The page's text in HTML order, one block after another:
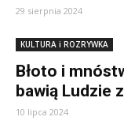
29 sierpnia 2024
KULTURA i ROZRYWKA
Błoto i
bawią Ludzie
10 lipca 2024